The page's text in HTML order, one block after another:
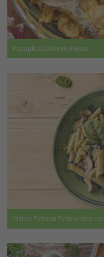
Pumpkin Cheese Pasta
Grüne Erbsen Penne mit